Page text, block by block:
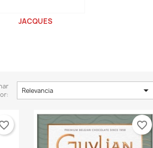
JACQUES
Relevancia 
favorite_border